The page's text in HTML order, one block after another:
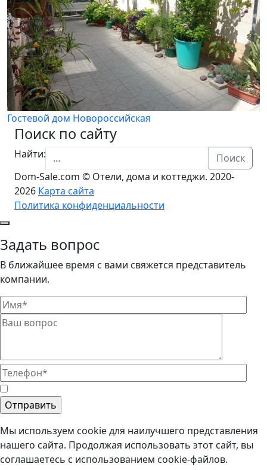
Гостевой дом Новороссийская
Поиск по сайту
Найти:
Поиск
Dom-Sale.com © Отели, дома и коттеджи. 2020-
2026 Карта сайта
Политика конфиденциальности
Задать вопрос
В ближайшее время с вами свяжется представитель
компании.
Мы используем cookie для наилучшего представления
нашего сайта. Продолжая использовать этот сайт, вы
соглашаетесь с использованием cookie-файлов.